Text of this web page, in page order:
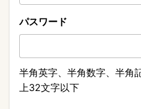
パスワード
半角英字、半角数字、半角
上32文字以下